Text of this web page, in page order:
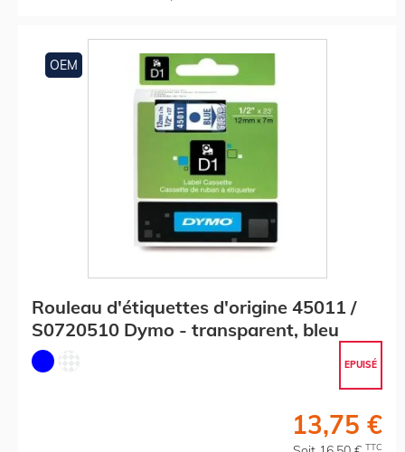
OEM
Rouleau d'étiquettes d'origine 45011 /
S0720510 Dymo - transparent, bleu
EPUISÉ
13,75 €
TTC